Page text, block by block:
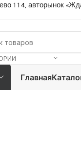
114, авторынок
Главная